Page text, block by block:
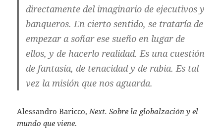
directamente del imaginario de ejecutivos y
banqueros. En cierto sentido, se trataría de
empezar a soñar ese sueño en lugar de
ellos, y de hacerlo realidad. Es una cuestión
de fantasía, de tenacidad y de rabia. Es tal
vez la misión que nos aguarda.
Alessandro Baricco, Next. Sobre la globalzación y el
mundo que viene.